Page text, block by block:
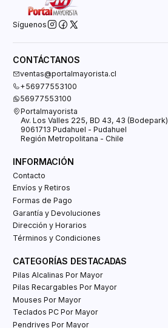
Síguenos
CONTÁCTANOS
ventas@portalmayorista.cl
+56977553100
56977553100
Portalmayorista
Av. Los Valles 225, BD 43, 43 (Bodepark)
9061713 Pudahuel - Pudahuel
Región Metropolitana - Chile
INFORMACIÓN
Contacto
Envíos y Retiros
Formas de Pago
Garantía y Devoluciones
Dirección y Horarios
Términos y Condiciones
CATEGORÍAS DESTACADAS
Pilas Alcalinas Por Mayor
Pilas Recargables Por Mayor
Mouses Por Mayor
Teclados PC Por Mayor
Pendrives Por Mayor